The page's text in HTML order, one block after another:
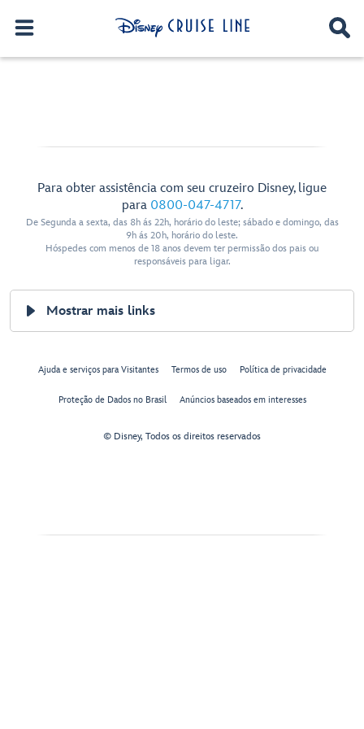
Para obter assistência com seu cruzeiro Disney, ligue
para 0800-047-4717.
De Segunda a sexta, das 8h ás 22h, horário do leste; sábado e domingo, das
9h ás 20h, horário do leste.
Hóspedes com menos de 18 anos devem ter permissão dos pais ou
responsáveis para ligar.
Mostrar mais links
Ajuda e serviços para Visitantes Termos de uso Política de privacidade
Proteção de Dados no Brasil Anúncios baseados em interesses
© Disney, Todos os direitos reservados